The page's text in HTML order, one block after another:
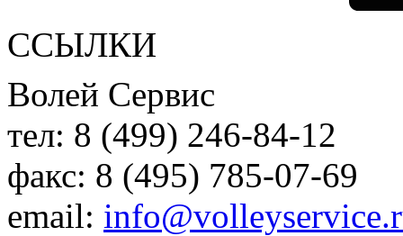
ССЫЛКИ
Волей Сервис
тел: 8 (499) 246-84-12
факс: 8 (495) 785-07-69
email: